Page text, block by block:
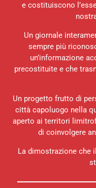
e costituiscono
Un giornale
sempre più
un’informazione
precostituite e che
Un progetto frutto di
città capoluogo nella
aperto ai territori
di coinvolgere
La dimostrazione che